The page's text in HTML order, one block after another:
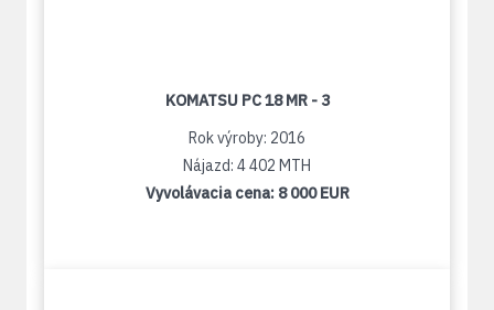
KOMATSU PC 18 MR - 3
Rok výroby: 2016
Nájazd: 4 402 MTH
Vyvolávacia cena: 8 000 EUR